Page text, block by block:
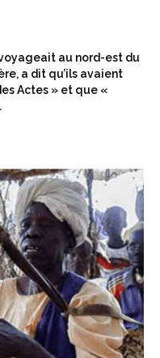
au nord-est du
a dit qu’ils avaient
Actes » et que «